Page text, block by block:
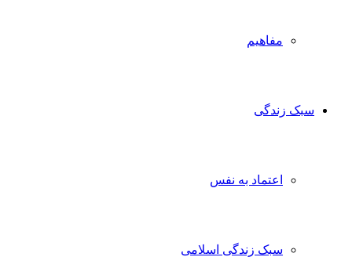
مفاهیم
سبک زندگی
اعتماد به نفس
سبک زندگی اسلامی